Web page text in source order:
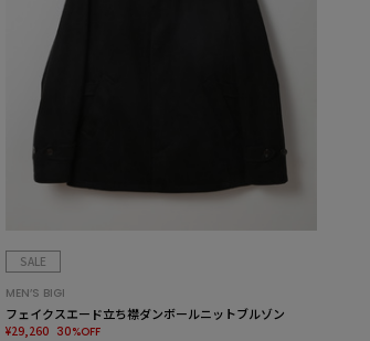
SALE
MEN’S BIGI
フェイクスエード立ち襟ダンボールニットブルゾン
¥29,260 30%OFF